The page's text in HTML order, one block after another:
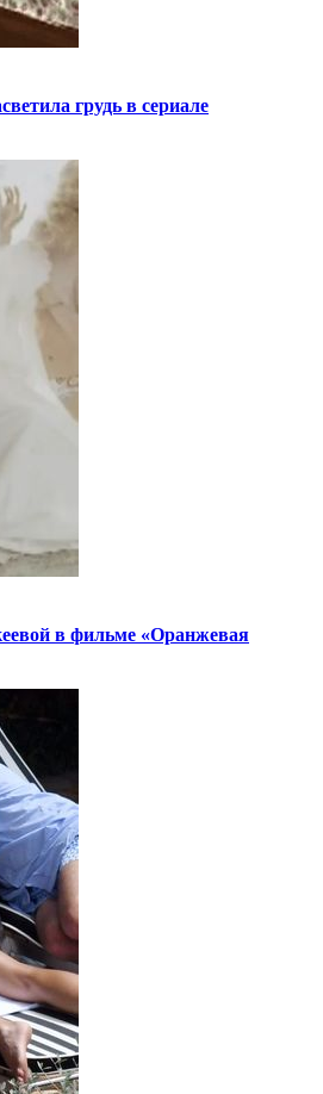
грудь в сериале
в фильме «Оранжевая